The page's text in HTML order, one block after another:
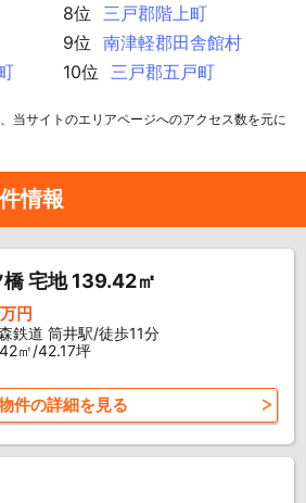
8位
三戸郡階上町
9位
南津軽郡田舎館村
10位
三戸郡五戸町
当サイトのエリアページへのアクセス数を元に
情報
宅地 139.42㎡
円
鉄道 筒井駅/徒歩11分
㎡/42.17坪
件の詳細を見る